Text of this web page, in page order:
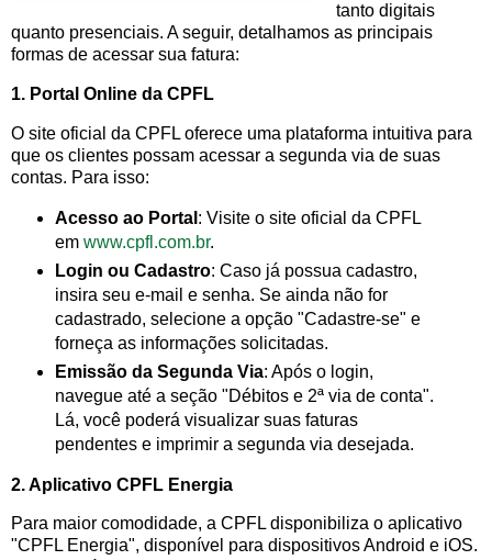
tanto digitais
quanto presenciais. A seguir, detalhamos as principais
formas de acessar sua fatura:
1. Portal Online da CPFL
O site oficial da CPFL oferece uma plataforma intuitiva para
que os clientes possam acessar a segunda via de suas
contas. Para isso:
Acesso ao Portal : Visite o site oficial da CPFL
em www.cpfl.com.br.
Login ou Cadastro: Caso já possua cadastro,
insira seu e-mail e senha. Se ainda não for
cadastrado, selecione a opção "Cadastre-se" e
forneça as informações solicitadas.
Emissão da Segunda Via: Após o login,
navegue até a seção "Débitos e 2ª via de conta".
Lá, você poderá visualizar suas faturas
pendentes e imprimir a segunda via desejada.
2. Aplicativo CPFL Energia
Para maior comodidade, a CPFL disponibiliza o aplicativo
"CPFL Energia", disponível para dispositivos Android e iOS.